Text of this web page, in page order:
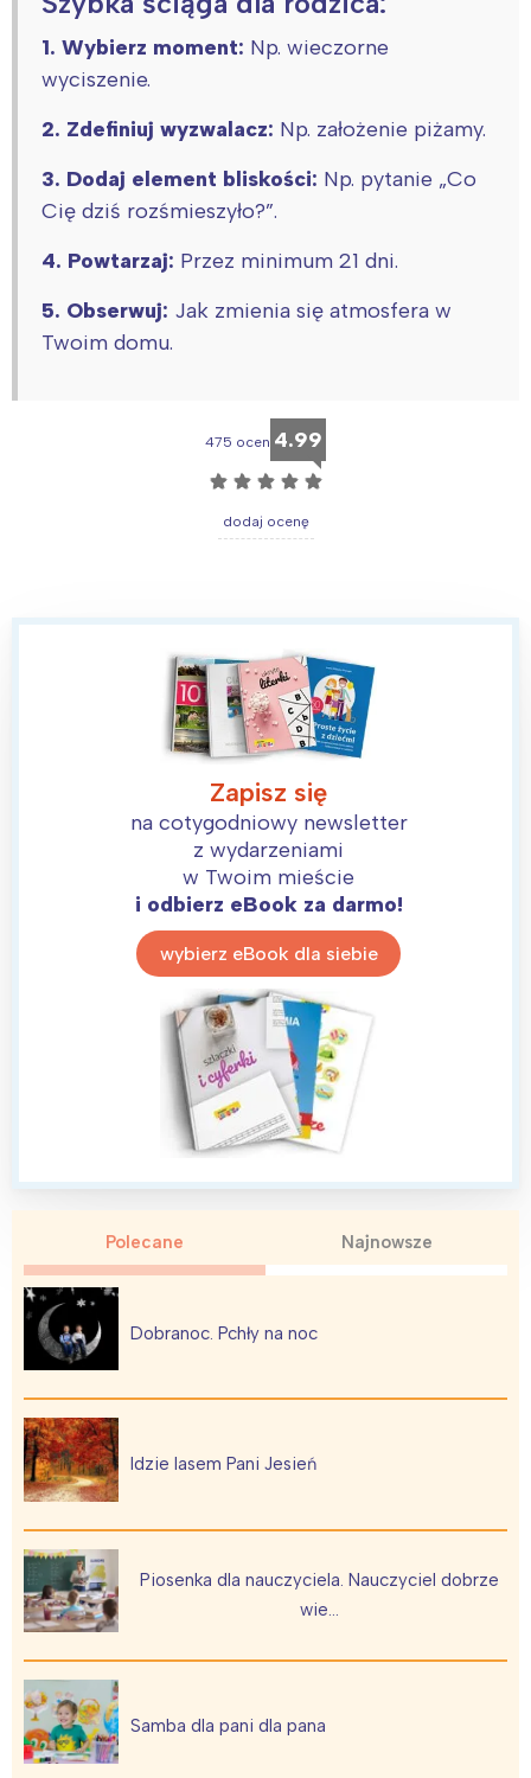
1. Wybierz moment: Np. wieczorne
wyciszenie.
2. Zdefiniuj wyzwalacz: Np. założenie piżamy.
3. Dodaj element bliskości: Np. pytanie „Co
Cię dziś rozśmieszyło?”.
4. Powtarzaj: Przez minimum 21 dni.
5. Obserwuj: Jak zmienia się atmosfera w
Twoim domu.
475 ocen 4.99
☆ ☆ ☆ ☆ ☆
dodaj ocenę
Zapisz się
na cotygodniowy newsletter
z wydarzeniami
w Twoim mieście
i odbierz eBook za darmo!
wybierz eBook dla siebie
Polecane Najnowsze
Dobranoc. Pchły na noc
Idzie lasem Pani Jesień
Piosenka dla nauczyciela. Nauczyciel dobrze
wie…
Samba dla pani dla pana